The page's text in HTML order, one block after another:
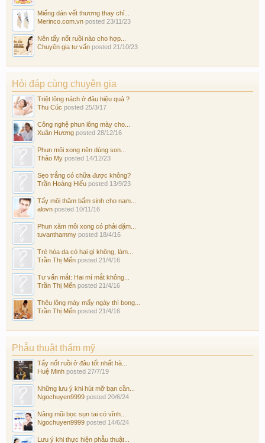
Miếng dán vết thương thay chỉ...
Merinco.com.vn posted 23/11/23
Nên tẩy nốt ruồi nào cho hợp...
Chuyên gia tư vấn posted 21/10/23
Hỏi đáp cùng chuyên gia
Triệt lông nách ở đâu hiệu quả ?
Thu Cúc posted 25/3/17
Công nghệ phun lông mày cho...
Xuân Hương posted 28/12/16
Phun môi xong nên dùng son...
Thảo My posted 14/12/23
Sẹo trắng có chữa được không?
Trần Hoàng Hiếu posted 13/9/23
Tẩy môi thâm bẩm sinh cho nam...
alovn posted 10/11/16
Phun xăm môi xong có phải dặm...
tuvanthammy posted 18/4/16
Trẻ hóa da có hại gì không, làm...
Trần Thị Mến posted 21/4/16
Tư vấn mắt: Hai mí mắt không...
Trần Thị Mến posted 21/4/16
Thêu lông mày mấy ngày thì bong...
Trần Thị Mến posted 21/4/16
Phẫu thuật thẩm mỹ
Tẩy nốt ruồi ở đâu tốt nhất hà...
Huệ Minh posted 27/7/19
Những lưu ý khi hút mỡ bạn cần...
Ngochuyen9999 posted 20/6/24
Nâng mũi bọc sụn tai có vĩnh...
Ngochuyen9999 posted 14/6/24
Lưu ý khi thực hiện phẫu thuật...